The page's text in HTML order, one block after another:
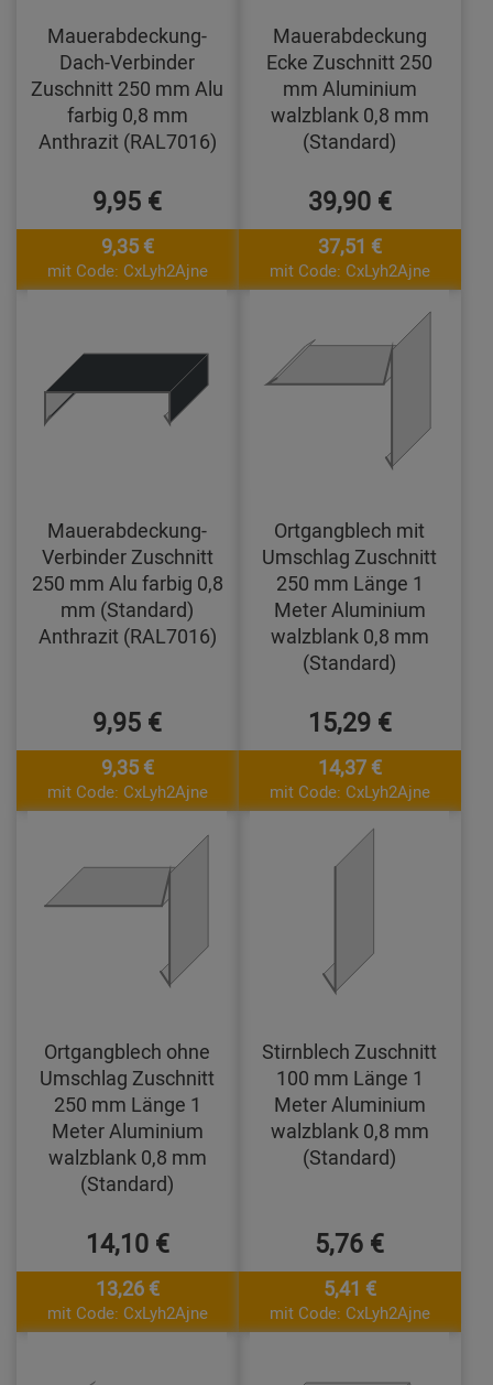
Mauerabdeckung-
Dach-Verbinder
Zuschnitt 250 mm Alu
farbig 0,8 mm
Anthrazit (RAL7016)
9,95 €
9,35 €
mit Code: CxLyh2Ajne
Mauerabdeckung
Ecke Zuschnitt 250
mm Aluminium
walzblank 0,8 mm
(Standard)
39,90 €
37,51 €
mit Code: CxLyh2Ajne
Mauerabdeckung-
Verbinder Zuschnitt
250 mm Alu farbig 0,8
mm (Standard)
Anthrazit (RAL7016)
9,95 €
9,35 €
mit Code: CxLyh2Ajne
Ortgangblech mit
Umschlag Zuschnitt
250 mm Länge 1
Meter Aluminium
walzblank 0,8 mm
(Standard)
15,29 €
14,37 €
mit Code: CxLyh2Ajne
Ortgangblech ohne
Umschlag Zuschnitt
250 mm Länge 1
Meter Aluminium
walzblank 0,8 mm
(Standard)
14,10 €
13,26 €
mit Code: CxLyh2Ajne
Stirnblech Zuschnitt
100 mm Länge 1
Meter Aluminium
walzblank 0,8 mm
(Standard)
5,76 €
5,41 €
mit Code: CxLyh2Ajne